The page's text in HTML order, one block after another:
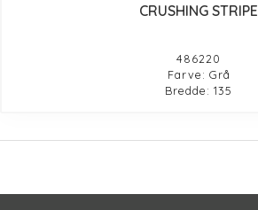
CRUSHING STRIPE
486220
Farve: Grå
Bredde: 135